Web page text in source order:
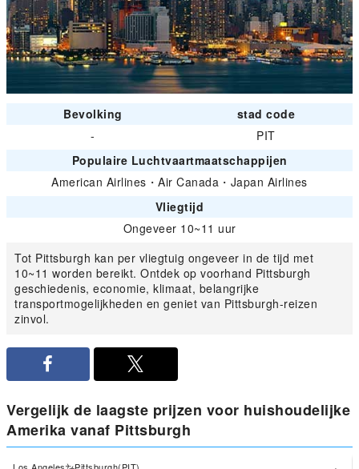
Bevolking
stad code
-
PIT
Populaire Luchtvaartmaatschappijen
American Airlines ・Air Canada ・ Japan Airlines
Vliegtijd
Ongeveer 10~11 uur
Tot Pittsburgh kan per vliegtuig ongeveer in de tijd met
10~11 worden bereikt. Ontdek op voorhand Pittsburgh
geschiedenis, economie, klimaat, belangrijke
transportmogelijkheden en geniet van Pittsburgh-reizen
zinvol.
Vergelijk de laagste prijzen voor huishoudelijke
Amerika vanaf Pittsburgh
Los Angeles Pittsburgh(PIT)